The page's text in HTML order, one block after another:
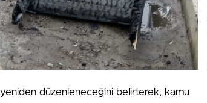
düzenleneceğini belirterek, kamu